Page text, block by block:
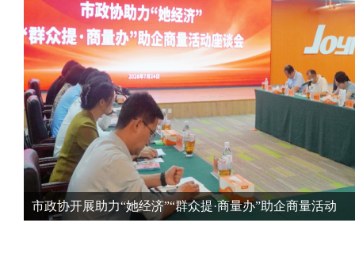
市政协开展助力“她经济”“群众提·商量办”助企商量活动